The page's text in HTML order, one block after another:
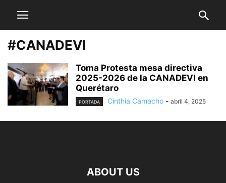
#CANADEVI
Toma Protesta mesa directiva
2025-2026 de la CANADEVI en
Querétaro
PORTADA Cinthia Camacho - abril 4, 2025
ABOUT US